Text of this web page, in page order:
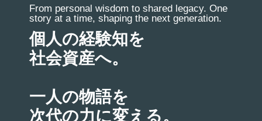
From personal wisdom to shared legacy. One
story at a time, shaping the next generation.
個人の経験知を
社会資産へ。
一人の物語を
次代の力に変える。